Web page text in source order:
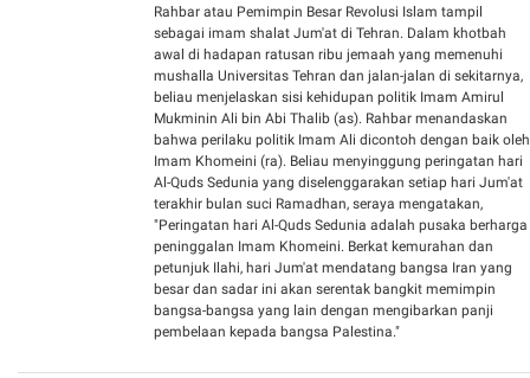
Rahbar atau Pemimpin Besar Revolusi Islam tampil
sebagai imam shalat Jum'at di Tehran. Dalam khotbah
awal di hadapan ratusan ribu jemaah yang memenuhi
mushalla Universitas Tehran dan jalan-jalan di sekitarnya,
beliau menjelaskan sisi kehidupan politik Imam Amirul
Mukminin Ali bin Abi Thalib (as). Rahbar menandaskan
bahwa perilaku politik Imam Ali dicontoh dengan baik oleh
Imam Khomeini (ra). Beliau menyinggung peringatan hari
Al-Quds Sedunia yang diselenggarakan setiap hari Jum'at
terakhir bulan suci Ramadhan, seraya mengatakan,
"Peringatan hari Al-Quds Sedunia adalah pusaka berharga
peninggalan Imam Khomeini. Berkat kemurahan dan
petunjuk Ilahi, hari Jum'at mendatang bangsa Iran yang
besar dan sadar ini akan serentak bangkit memimpin
bangsa-bangsa yang lain dengan mengibarkan panji
pembelaan kepada bangsa Palestina."